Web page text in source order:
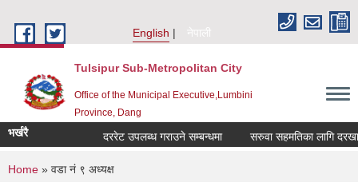
English
नेपाली
Tulsipur Sub-Metropolitan City
Office of the Municipal Executive,Lumbini
Province, Dang
भर्खरै दररेट उपलब्ध गराउने सम्बन्धमा सरुवा सहमतिका लागि
You are here
Home » वडा नं ९ अध्यक्ष